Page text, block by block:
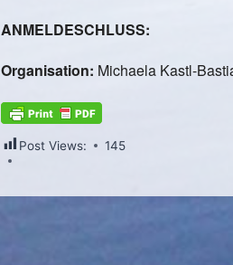
ANMELDESCHLUSS:
Organisation: Michaela Kastl-
Post Views: 145